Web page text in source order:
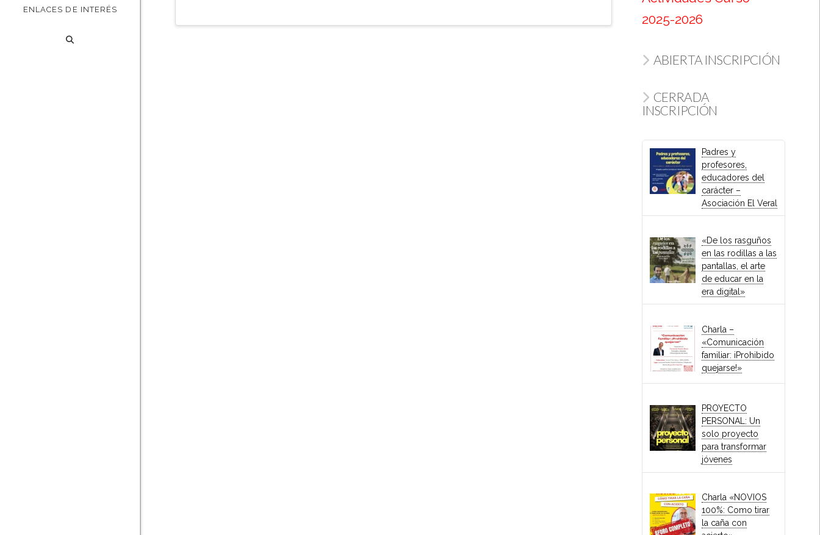
ENLACES DE INTERÉS
2025-2026
ABIERTA INSCRIPCIÓN
CERRADA
INSCRIPCIÓN
Padres y
profesores,
educadores del
carácter –
Asociación El Veral
«De los rasguños
en las rodillas a las
pantallas, el arte
de educar en la
era digital»
Charla –
«Comunicación
familiar: iProhibido
quejarse!»
PROYECTO
PERSONAL: Un
solo proyecto
para transformar
jóvenes
Charla «NOVIOS
100%: Como tirar
la caña con